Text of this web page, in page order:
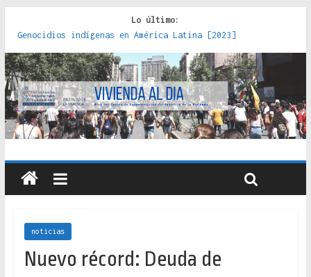
Lo último:
Genocidios indígenas en América Latina [2023]
Estudios sobre la espacialización de los Estados :
políticas, prácticas y representaciones [2022]
Donde el pedernal choca con el acero : hacia una teoría
crítica de las fronteras latinoamericanas [2020]
Criterios técnicos para una vivienda adecuada [2019]
Red de consultorios de la Caja del Seguro Obrero en
Santiago : un patrimonio emblemático [2014]
noticias
Nuevo récord: Deuda de